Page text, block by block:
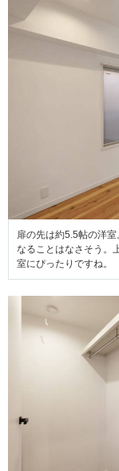
扉の先は約5.5帖の洋
なることはなさそう。
室にぴったりですね。